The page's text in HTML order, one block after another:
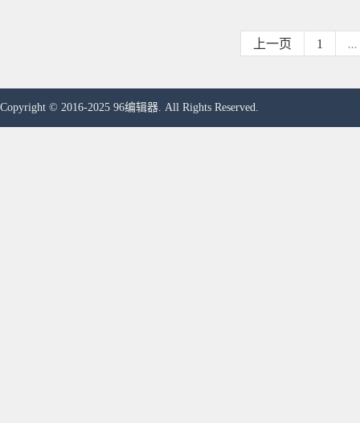
上一页 1 ...
Copyright © 2016-2025 96编辑器. All Rights Reserved.